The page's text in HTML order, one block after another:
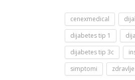
cenexmedical
dijabetes tip 1
dijabetes tip 3c
simptomi
zdravlje